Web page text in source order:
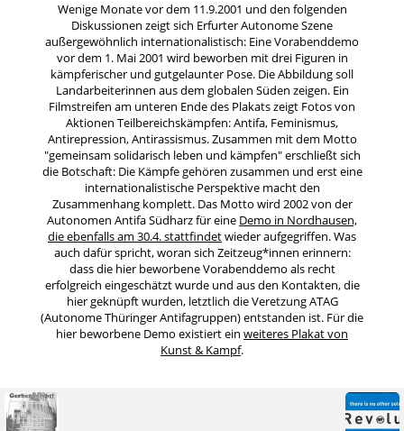
Wenige Monate vor dem 11.9.2001 und den folgenden
Diskussionen zeigt sich Erfurter Autonome Szene
außergewöhnlich internationalistisch: Eine Vorabenddemo
vor dem 1. Mai 2001 wird beworben mit drei Figuren in
kämpferischer und gutgelaunter Pose. Die Abbildung soll
Landarbeiterinnen aus dem globalen Süden zeigen. Ein
Filmstreifen am unteren Ende des Plakats zeigt Fotos von
Aktionen Teilbereichskämpfen: Antifa, Feminismus,
Antirepression, Antirassismus. Zusammen mit dem Motto
"gemeinsam solidarisch leben und kämpfen" erschließt sich
die Botschaft: Die Kämpfe gehören zusammen und erst eine
internationalistische Perspektive macht den
Zusammenhang komplett. Das Motto wird 2002 von der
Autonomen Antifa Südharz für eine Demo in Nordhausen,
die ebenfalls am 30.4. stattfindetwieder aufgegriffen. Was
auch dafür spricht, woran sich Zeitzeug*innen erinnern:
dass die hier beworbene Vorabenddemo als recht
erfolgreich eingeschätzt wurde und aus den Kontakten, die
hier geknüpft wurden, letztlich die Veretzung ATAG
(Autonome Thüringer Antifagruppen) entstanden ist. Für die
hier beworbene Demo existiert ein weiteres Plakat von
Kunst & Kampf.